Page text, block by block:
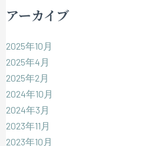
アーカイブ
2025年10月
2025年4月
2025年2月
2024年10月
2024年3月
2023年11月
2023年10月